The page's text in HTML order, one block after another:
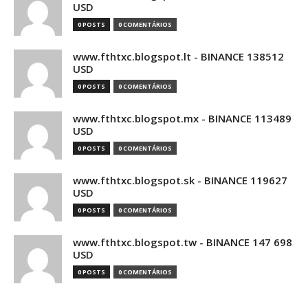
USD
0 POSTS 0 COMENTÁRIOS
www.fthtxc.blogspot.lt - BINANCE 138512
USD
0 POSTS 0 COMENTÁRIOS
www.fthtxc.blogspot.mx - BINANCE 113489
USD
0 POSTS 0 COMENTÁRIOS
www.fthtxc.blogspot.sk - BINANCE 119627
USD
0 POSTS 0 COMENTÁRIOS
www.fthtxc.blogspot.tw - BINANCE 147 698
USD
0 POSTS 0 COMENTÁRIOS